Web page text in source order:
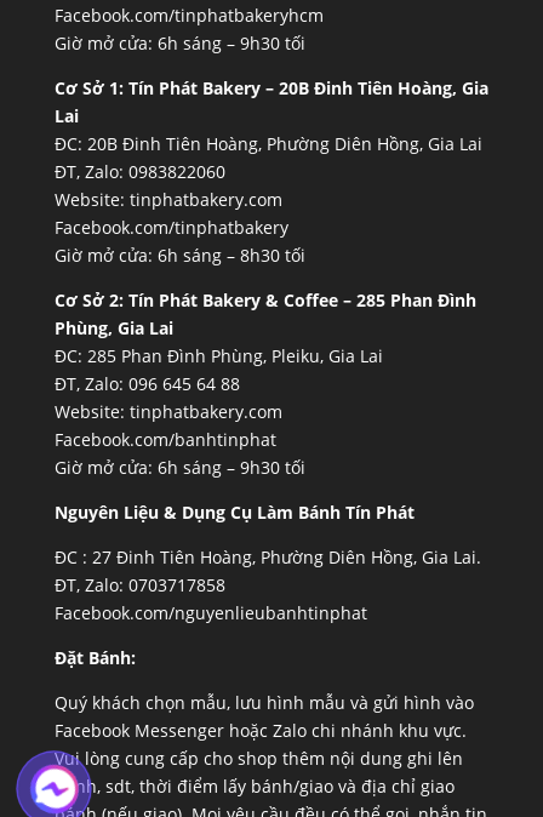
Facebook.com/tinphatbakeryhcm
Giờ mở cửa: 6h sáng – 9h30 tối
Cơ Sở 1: Tín Phát Bakery – 20B Đinh Tiên Hoàng, Gia
Lai
ĐC: 20B Đinh Tiên Hoàng, Phường Diên Hồng, Gia Lai
ĐT, Zalo: 0983822060
Website: tinphatbakery.com
Facebook.com/tinphatbakery
Giờ mở cửa: 6h sáng – 8h30 tối
Cơ Sở 2: Tín Phát Bakery & Coffee – 285 Phan Đình
Phùng, Gia Lai
ĐC: 285 Phan Đình Phùng, Pleiku, Gia Lai
ĐT, Zalo: 096 645 64 88
Website: tinphatbakery.com
Facebook.com/banhtinphat
Giờ mở cửa: 6h sáng – 9h30 tối
Nguyên Liệu & Dụng Cụ Làm Bánh Tín Phát
ĐC : 27 Đinh Tiên Hoàng, Phường Diên Hồng, Gia Lai.
ĐT, Zalo: 0703717858
Facebook.com/nguyenlieubanhtinphat
Đặt Bánh:
Quý khách chọn mẫu, lưu hình mẫu và gửi hình vào
Facebook Messenger hoặc Zalo chi nhánh khu vực.
Vui lòng cung cấp cho shop thêm nội dung ghi lên
bánh, sdt, thời điểm lấy bánh/giao và địa chỉ giao